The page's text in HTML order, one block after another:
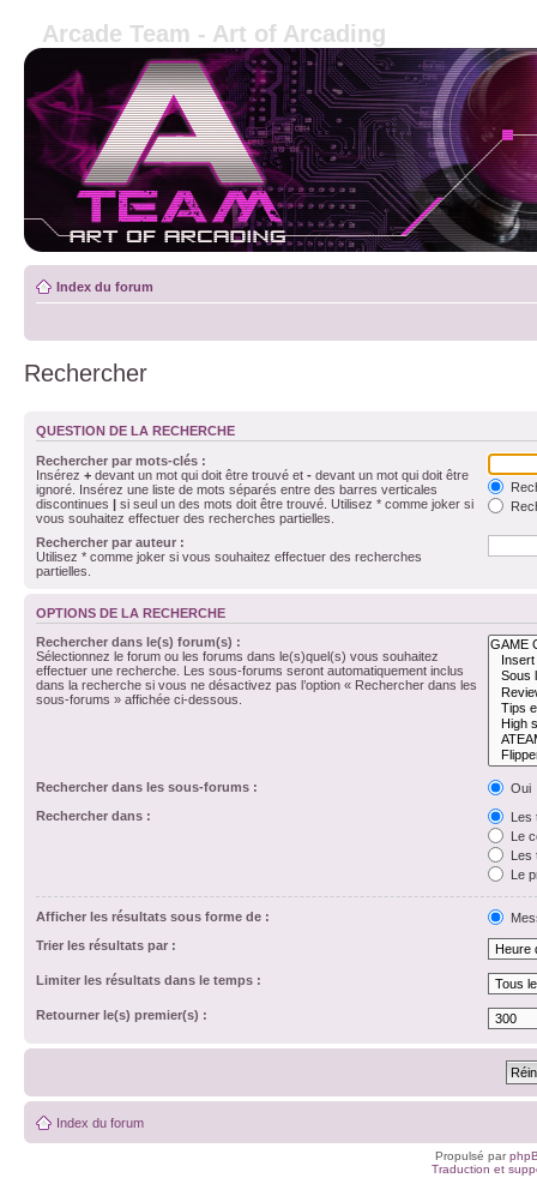
Arcade Team - Art of Arcading
Index du forum
Rechercher
QUESTION DE LA RECHERCHE
Rechercher par mots-clés :
Insérez + devant un mot qui doit être trouvé et - devant un mot qui doit être
ignoré. Insérez une liste de mots séparés entre des barres verticales
discontinues | si seul un des mots doit être trouvé. Utilisez * comme joker si
vous souhaitez effectuer des recherches partielles.
Rechercher par auteur :
Utilisez * comme joker si vous souhaitez effectuer des recherches
partielles.
OPTIONS DE LA RECHERCHE
Rechercher dans le(s) forum(s) :
Sélectionnez le forum ou les forums dans le(s)quel(s) vous souhaitez
effectuer une recherche. Les sous-forums seront automatiquement inclus
dans la recherche si vous ne désactivez pas l’option « Rechercher dans les
sous-forums » affichée ci-dessous.
Rechercher dans les sous-forums :
Oui
Rechercher dans :
Les
Le
Les
Le
Afficher les résultats sous forme de :
Trier les résultats par :
Limiter les résultats dans le temps :
Retourner le(s) premier(s) :
Index du forum
Propulsé par
Traduction et